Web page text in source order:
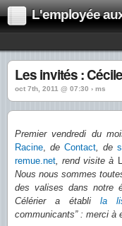
L'employée
Les invités :
oct 7th, 2011 @ 07:30 › ms
Premier vendredi du
Racine,deContact, de
remue.net, rend visite à
Nous nous sommes
des valises dans notre
Célérier a établila
communicants” : merci à